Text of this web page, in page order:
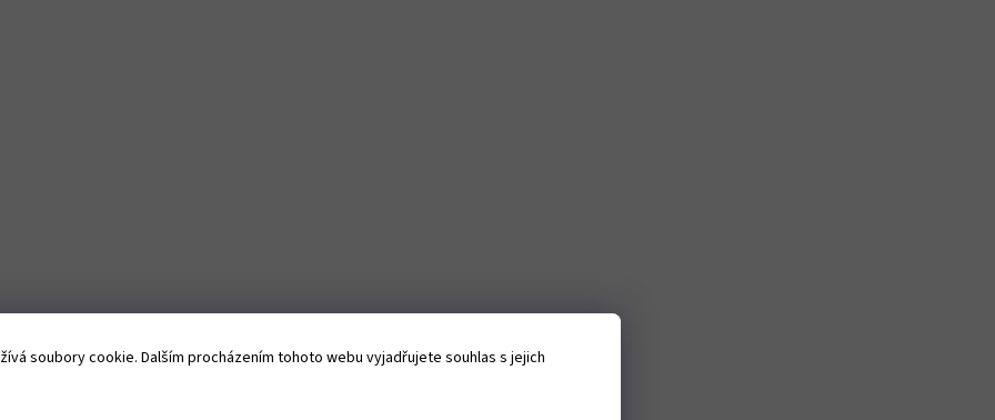
soubory cookie. Dalším procházením tohoto webu vyjadřujete souhlas s jejich